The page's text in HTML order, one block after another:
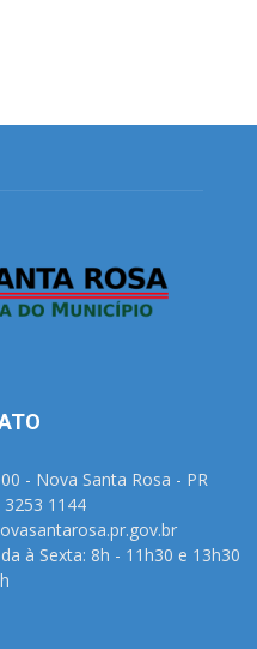
- Nova Santa Rosa - PR
1144
à Sexta: 8h - 11h30 e 13h30